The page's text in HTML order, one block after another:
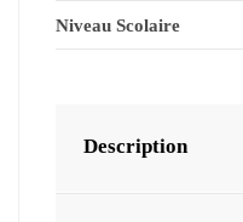
Niveau Scolaire
Description